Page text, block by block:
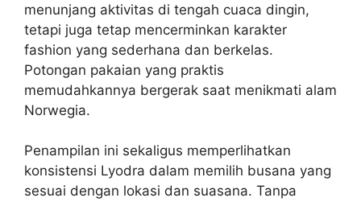
menunjang aktivitas di tengah cuaca dingin,
tetapi juga tetap mencerminkan karakter
fashion yang sederhana dan berkelas.
Potongan pakaian yang praktis
memudahkannya bergerak saat menikmati alam
Norwegia.
Penampilan ini sekaligus memperlihatkan
konsistensi Lyodra dalam memilih busana yang
sesuai dengan lokasi dan suasana. Tanpa